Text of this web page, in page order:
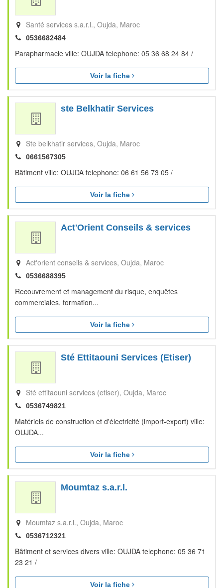
Santé services s.a.r.l. Oujda Maroc
0536682484
Parapharmacie ville: OUJDA telephone: 05 36 68 24 84 /
Voir la fiche
ste Belkhatir Services
Ste belkhatir services Oujda Maroc
0661567305
Bâtiment ville: OUJDA telephone: 06 61 56 73 05 /
Voir la fiche
Act'Orient Conseils & services
Act'orient conseils & services Oujda Maroc
0536688395
Recouvrement et management du risque, enquêtes
commerciales, formation...
Voir la fiche
Sté Ettitaouni Services (Etiser)
Sté ettitaouni services (etiser) Oujda Maroc
0536749821
Matériels de construction et d'électricité (import-export) ville:
OUJDA...
Voir la fiche
Moumtaz s.a.r.l.
Moumtaz s.a.r.l. Oujda Maroc
0536712321
Bâtiment et services divers ville: OUJDA telephone: 05 36 71
23 21 /
Voir la fiche